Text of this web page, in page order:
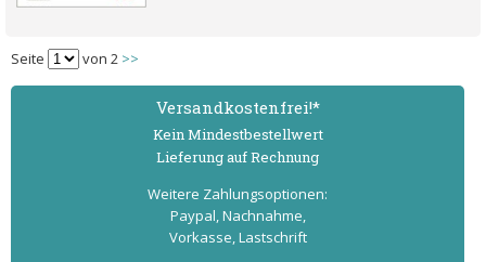
Seite von 2 >>
Versand­kostenfrei!*
Kein Mindest­bestell­wert
Lieferung auf Rechnung
Weitere Zahlungs­optionen:
Paypal, Nachnahme,
Vorkasse, Lastschrift